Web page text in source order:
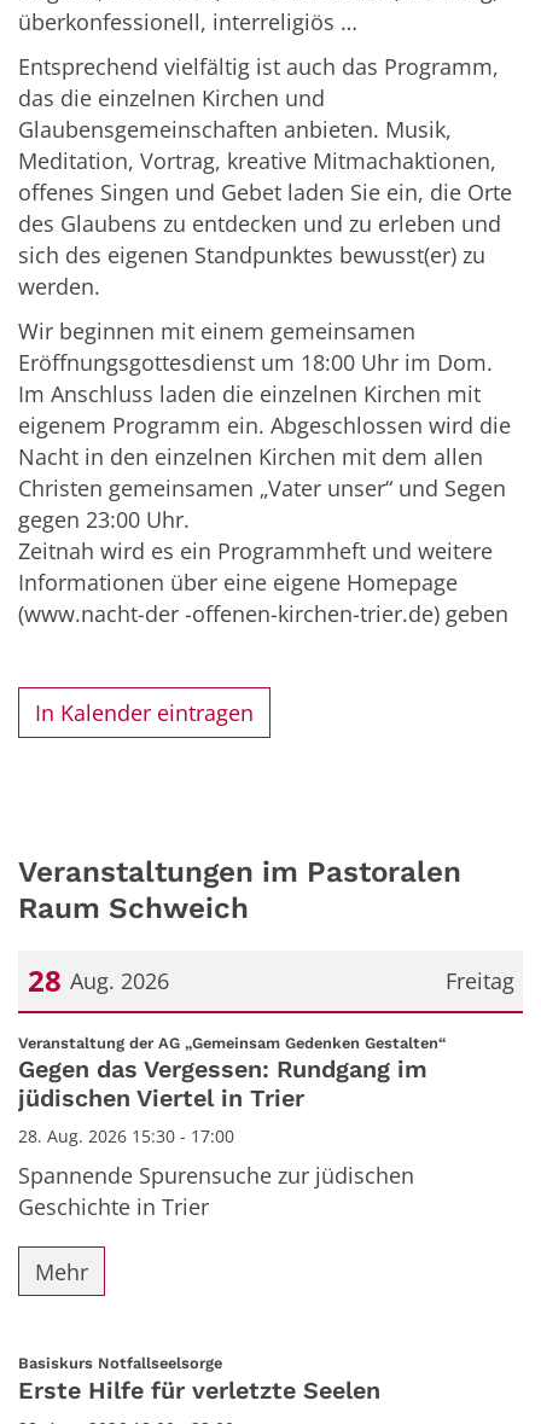
überkonfessionell, interreligiös …
Entsprechend vielfältig ist auch das Programm,
das die einzelnen Kirchen und
Glaubensgemeinschaften anbieten. Musik,
Meditation, Vortrag, kreative Mitmachaktionen,
offenes Singen und Gebet laden Sie ein, die Orte
des Glaubens zu entdecken und zu erleben und
sich des eigenen Standpunktes bewusst(er) zu
werden.
Wir beginnen mit einem gemeinsamen
Eröffnungsgottesdienst um 18:00 Uhr im Dom.
Im Anschluss laden die einzelnen Kirchen mit
eigenem Programm ein. Abgeschlossen wird die
Nacht in den einzelnen Kirchen mit dem allen
Christen gemeinsamen „Vater unser“ und Segen
gegen 23:00 Uhr.
Zeitnah wird es ein Programmheft und weitere
Informationen über eine eigene Homepage
(www.nacht-der -offenen-kirchen-trier.de) geben
In Kalender eintragen
Veranstaltungen im Pastoralen
Raum Schweich
Freitag
28 Aug. 2026
Datum: 28. August 2026
Veranstaltung der AG „Gemeinsam Gedenken Gestalten“:
Gegen das Vergessen: Rundgang im
jüdischen Viertel in Trier
28. Aug. 2026 15:30 - 17:00
Spannende Spurensuche zur jüdischen
Geschichte in Trier
Mehr
Basiskurs Notfallseelsorge:
Erste Hilfe für verletzte Seelen